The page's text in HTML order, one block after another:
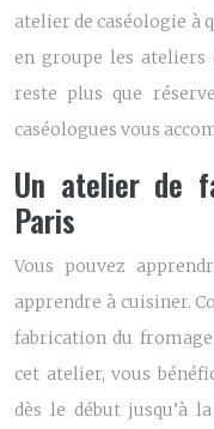
atelier de caséologie à
en groupe les
reste plus que
caséologues vous
Un atelier de
Paris
Vous pouvez
apprendre à cuisiner.
fabrication du fromage
cet atelier, vous
dès le début jusqu’à